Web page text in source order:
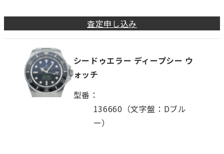
査定申し込み
シードゥエラー ディープシー ウ
ォッチ
型番
136660（文字盤：Dブル
ー）